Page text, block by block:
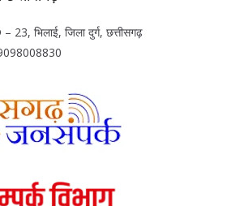
23, भिलाई, जिला दुर्ग, छत्तीसगढ़